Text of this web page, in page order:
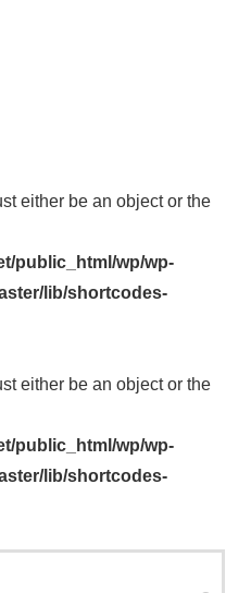
either be an object or the
public_html/wp/wp-
lib/shortcodes-
either be an object or the
public_html/wp/wp-
lib/shortcodes-